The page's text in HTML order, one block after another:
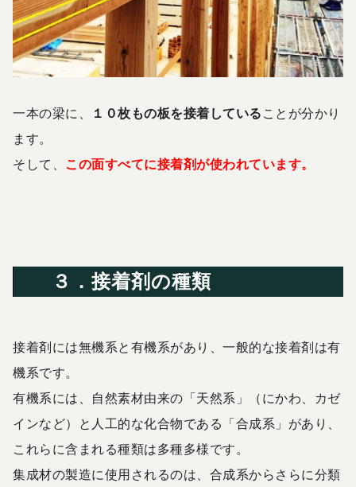
一本の梁に、 １０枚もの板を接着している ことが分かり
ます。
そして、
この面すべてに接着剤が使われています。
３．接着剤の種類
接着剤には無機系と有機系があり、一般的な接着剤は有
機系です。
有機系には、自然素材由来の「天然系」（にかわ、カゼ
インなど）と人工的な化合物である「合成系」があり、
これらに含まれる種類は多種多様です。
集成材の製造に使用されるのは、合成系からさらに分類